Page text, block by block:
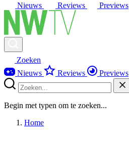
Nieuws Reviews Previews
Zoeken
Nieuws
Reviews Previews
Begin met typen om te zoeken...
Home